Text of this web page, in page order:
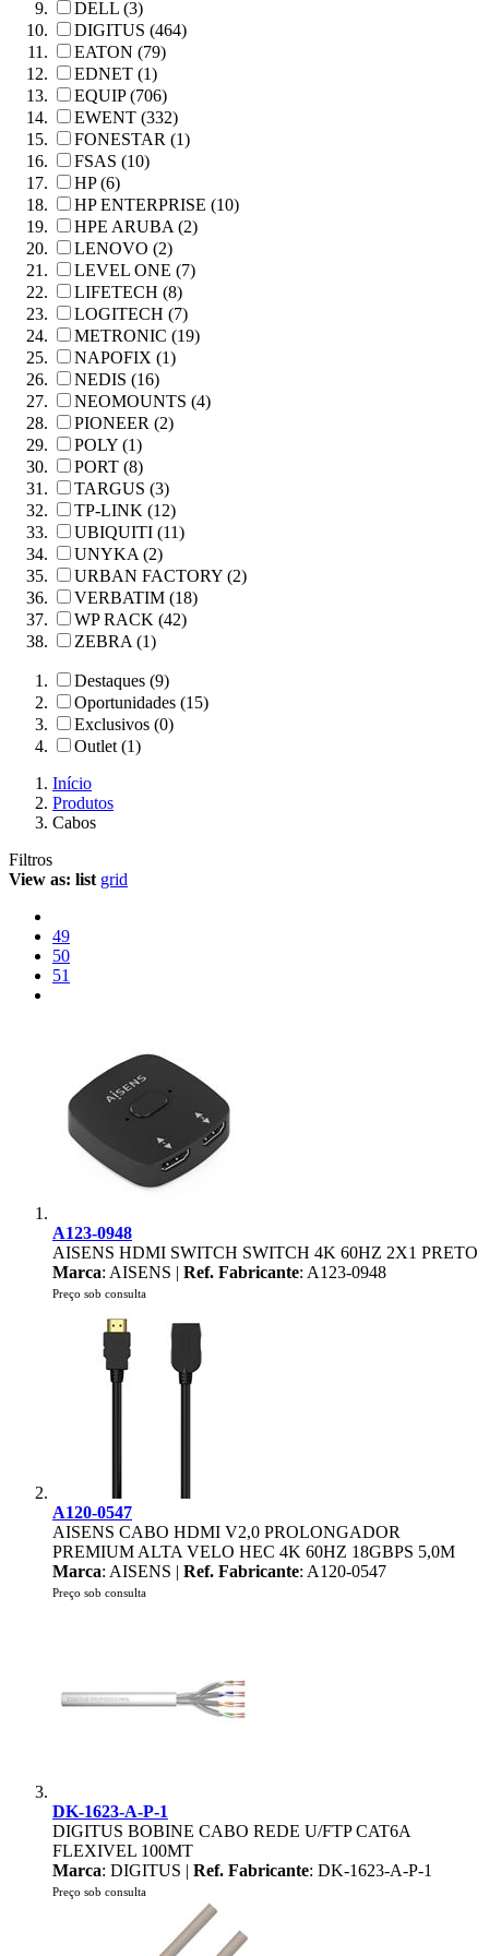
DELL (3)
DIGITUS (464)
EATON (79)
EDNET (1)
EQUIP (706)
EWENT (332)
FONESTAR (1)
FSAS (10)
HP (6)
HP ENTERPRISE (10)
HPE ARUBA (2)
LENOVO (2)
LEVEL ONE (7)
LIFETECH (8)
LOGITECH (7)
METRONIC (19)
NAPOFIX (1)
NEDIS (16)
NEOMOUNTS (4)
PIONEER (2)
POLY (1)
PORT (8)
TARGUS (3)
TP-LINK (12)
UBIQUITI (11)
UNYKA (2)
URBAN FACTORY (2)
VERBATIM (18)
WP RACK (42)
ZEBRA (1)
Destaques (9)
Oportunidades (15)
Exclusivos (0)
Outlet (1)
Início
Produtos
Cabos
Filtros
View as: list grid
49
50
51
A123-0948
AISENS HDMI SWITCH SWITCH 4K 60HZ 2X1 PRETO
Marca: AISENS | Ref. Fabricante: A123-0948
Preço sob consulta
A120-0547
AISENS CABO HDMI V2,0 PROLONGADOR
PREMIUM ALTA VELO HEC 4K 60HZ 18GBPS 5,0M
Marca: AISENS | Ref. Fabricante: A120-0547
Preço sob consulta
DK-1623-A-P-1
DIGITUS BOBINE CABO REDE U/FTP CAT6A
FLEXIVEL 100MT
Marca: DIGITUS | Ref. Fabricante: DK-1623-A-P-1
Preço sob consulta